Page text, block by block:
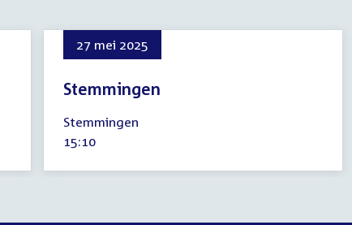
27 mei 2025
Stemmingen
mei
2025
Stemmingen
Tijd
15:10